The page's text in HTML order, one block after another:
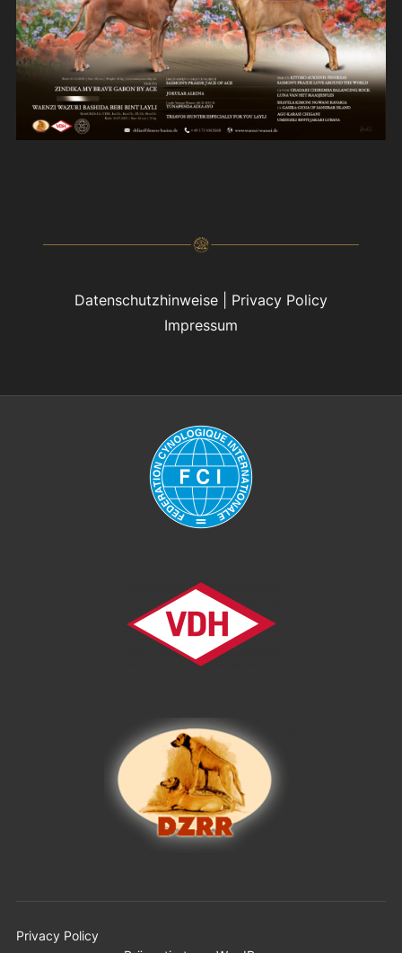
Datenschutzhinweise
Privacy Policy
Impressum
Privacy Policy